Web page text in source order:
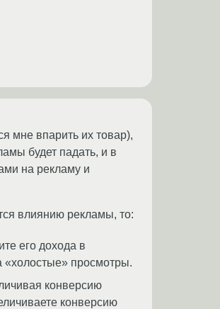
мне впарить их товар),
будет падать, и в
на рекламу и
влиянию рекламы, то:
его дохода в
«холостые» просмотры.
конверсию
конверсию